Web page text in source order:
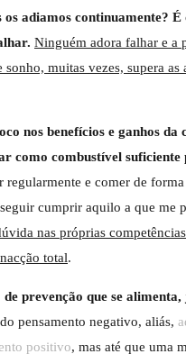
adiamos continuamente? É
Ninguém adora falhar e a
muitas vezes, supera
nos benefícios e ganhos da
como combustível
e comer de
cumprir aquilo a que me
nas próprias
total.
prevenção que se alimenta,
pensamento negativo, aliás,
positivo, mas até que uma